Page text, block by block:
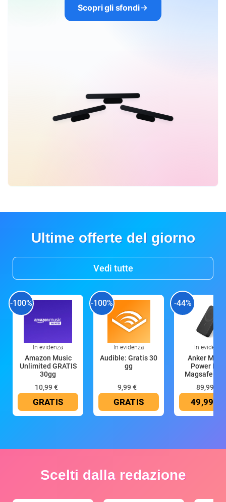
Scopri gli sfondi
Ultime offerte del giorno
Vedi tutte
-100%
In evidenza
Amazon Music
Unlimited GRATIS
30gg
10,99 €
GRATIS
-100%
In evidenza
Audible: Gratis 30
gg
9,99 €
GRATIS
-44%
In evidenza
Anker
Power
Magsafe
89,99 €
49,99 €
Scelti dalla redazione